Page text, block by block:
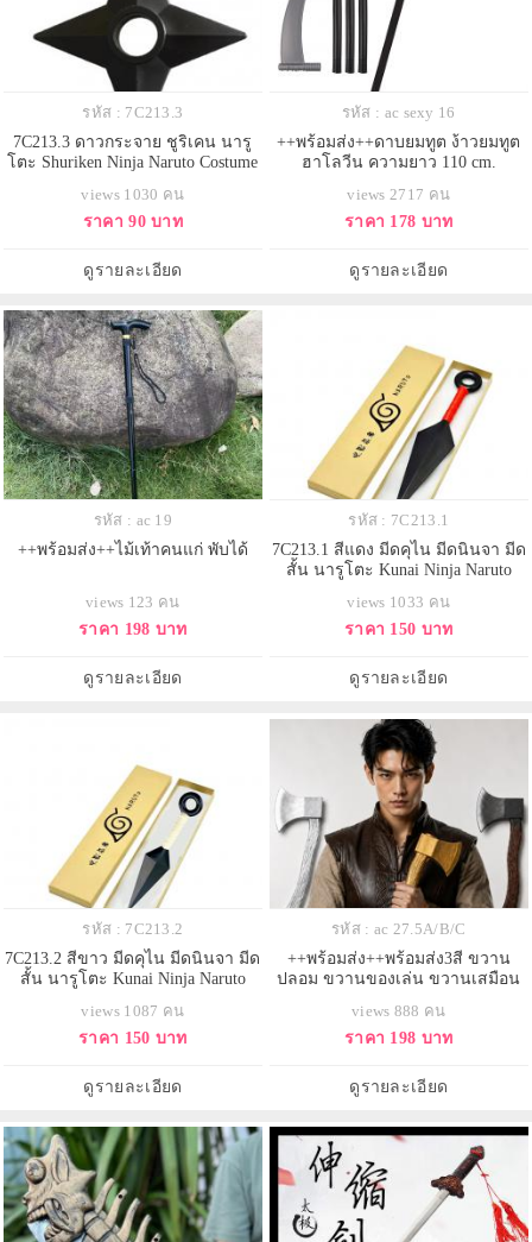
รหัส : 7C213.3
7C213.3 ดาวกระจาย ชูริเคน นารู
โตะ Shuriken Ninja Naruto Costume
views 1030 คน
ราคา 90 บาท
ดูรายละเอียด
รหัส : ac sexy 16
++พร้อมส่ง++ดาบยมทูต ง้าวยมทูต
ฮาโลวีน ความยาว 110 cm.
views 2717 คน
ราคา 178 บาท
ดูรายละเอียด
รหัส : ac 19
++พร้อมส่ง++ไม้เท้าคนแก่ พับได้
views 123 คน
ราคา 198 บาท
ดูรายละเอียด
รหัส : 7C213.1
7C213.1 สีแดง มีดคุไน มีดนินจา มีด
สั้น นารูโตะ Kunai Ninja Naruto
views 1033 คน
ราคา 150 บาท
ดูรายละเอียด
รหัส : 7C213.2
7C213.2 สีขาว มีดคุไน มีดนินจา มีด
สั้น นารูโตะ Kunai Ninja Naruto
views 1087 คน
ราคา 150 บาท
ดูรายละเอียด
รหัส : ac 27.5A/B/C
++พร้อมส่ง++พร้อมส่ง3สี ขวาน
ปลอม ขวานของเล่น ขวานเสมือน
views 888 คน
ราคา 198 บาท
ดูรายละเอียด